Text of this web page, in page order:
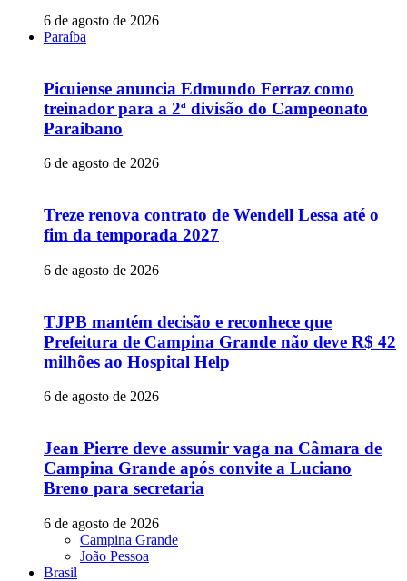
6 de agosto de 2026
Paraíba
Picuiense anuncia Edmundo Ferraz como
treinador para a 2ª divisão do Campeonato
Paraibano
6 de agosto de 2026
Treze renova contrato de Wendell Lessa até o
fim da temporada 2027
6 de agosto de 2026
TJPB mantém decisão e reconhece que
Prefeitura de Campina Grande não deve R$ 42
milhões ao Hospital Help
6 de agosto de 2026
Jean Pierre deve assumir vaga na Câmara de
Campina Grande após convite a Luciano
Breno para secretaria
6 de agosto de 2026
Campina Grande
João Pessoa
Brasil